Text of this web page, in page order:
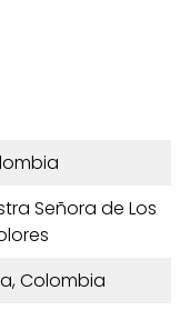
Señora de Los
Colombia